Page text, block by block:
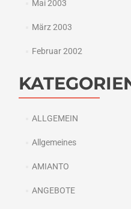
Mai 2003
März 2003
Februar 2002
ALLGEMEIN
Allgemeines
AMIANTO
ANGEBOTE